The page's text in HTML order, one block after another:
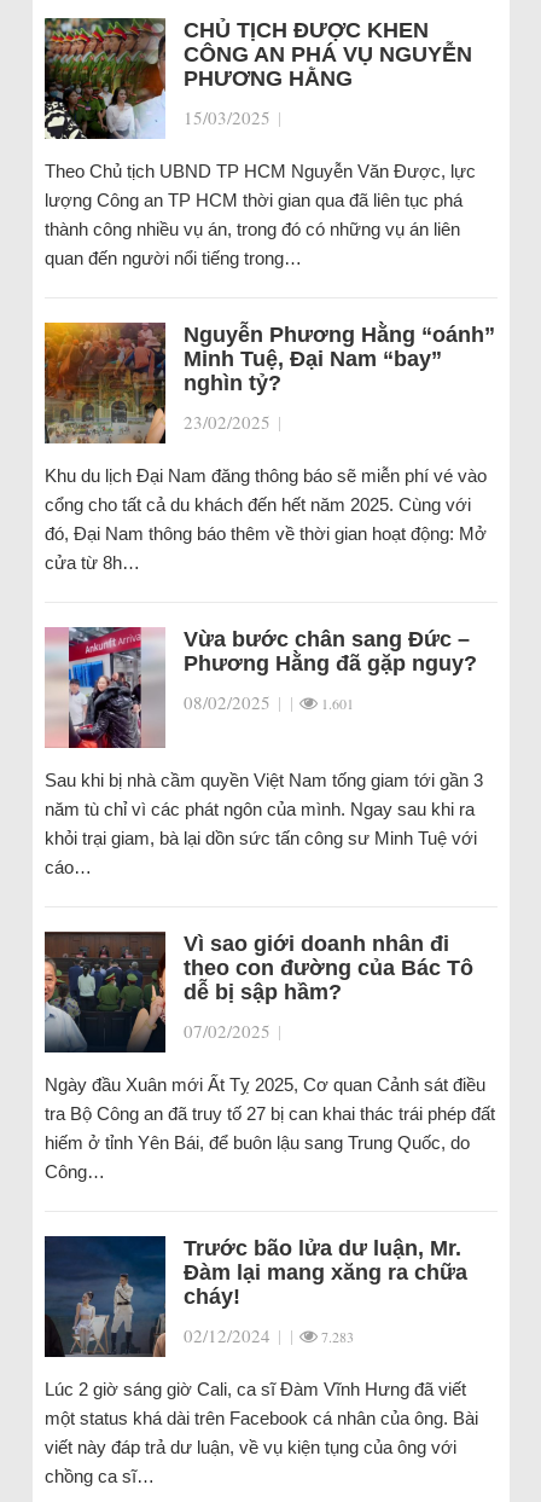
CHỦ TỊCH ĐƯỢC KHEN
CÔNG AN PHÁ VỤ NGUYỄN
PHƯƠNG HẰNG
15/03/2025 |
Theo Chủ tịch UBND TP HCM Nguyễn Văn Được, lực
lượng Công an TP HCM thời gian qua đã liên tục phá
thành công nhiều vụ án, trong đó có những vụ án liên
quan đến người nổi tiếng trong…
Nguyễn Phương Hằng “oánh”
Minh Tuệ, Đại Nam “bay”
nghìn tỷ?
23/02/2025 |
Khu du lịch Đại Nam đăng thông báo sẽ miễn phí vé vào
cổng cho tất cả du khách đến hết năm 2025. Cùng với
đó, Đại Nam thông báo thêm về thời gian hoạt động: Mở
cửa từ 8h…
Vừa bước chân sang Đức –
Phương Hằng đã gặp nguy?
08/02/2025 | | 1.601
Sau khi bị nhà cầm quyền Việt Nam tống giam tới gần 3
năm tù chỉ vì các phát ngôn của mình. Ngay sau khi ra
khỏi trại giam, bà lại dồn sức tấn công sư Minh Tuệ với
cáo…
Vì sao giới doanh nhân đi
theo con đường của Bác Tô
dễ bị sập hầm?
07/02/2025 |
Ngày đầu Xuân mới Ất Tỵ 2025, Cơ quan Cảnh sát điều
tra Bộ Công an đã truy tố 27 bị can khai thác trái phép đất
hiếm ở tỉnh Yên Bái, để buôn lậu sang Trung Quốc, do
Công…
Trước bão lửa dư luận, Mr.
Đàm lại mang xăng ra chữa
cháy!
02/12/2024 | | 7.283
Lúc 2 giờ sáng giờ Cali, ca sĩ Đàm Vĩnh Hưng đã viết
một status khá dài trên Facebook cá nhân của ông. Bài
viết này đáp trả dư luận, về vụ kiện tụng của ông với
chồng ca sĩ…